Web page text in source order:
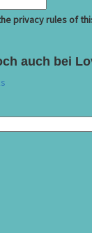
privacy rules of
auch bei